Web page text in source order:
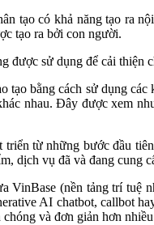
tạo có khả năng tạo ra
tạo ra bởi con người.
được sử dụng để cải
bằng cách sử dụng
nhau. Đây được xem
triển từ những bước đầu
dịch vụ đã và đang cung
VinBase (nền tảng trí tuệ
AI chatbot, callbot
và đơn giản hơn